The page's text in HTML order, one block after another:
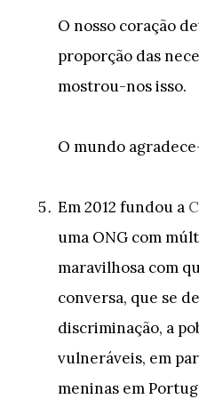
O nosso coração
proporção das
mostrou-nos isso.
O mundo
Em 2012 fundou a
uma ONG com
maravilhosa com
conversa, que se
discriminação, a
vulneráveis, em
meninas em